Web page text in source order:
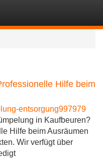
Hilfe beim
entsorgung997979
in Kaufbeuren?
Hilfe beim Ausräumen
Wir verfügt über